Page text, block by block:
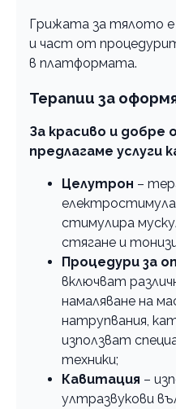
Грижата за тялото е
и част от
в платформата.
Терапии за
За красиво и добре
предлагаме услуги
Целутрон –
стимулира
стягане и
Процедури за
включват
намаляване на
натрупвания,
използват
техники;
Кавитация –
ултразвукови